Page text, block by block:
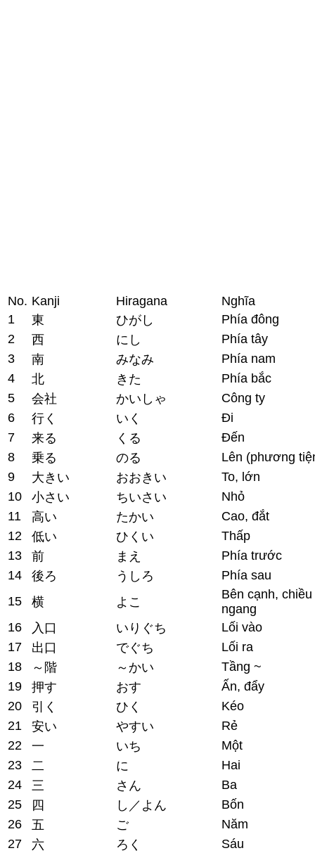
No. Kanji Hiragana
Nghĩa
1
東 ひがし
Phía đông
2
西 にし
Phía tây
3
南 みなみ
Phía nam
4
北 きた
Phía bắc
5
会社 かいしゃ
Công ty
6
行く いく
Đi
7
来る くる
Đến
8
乗る のる
Lên (phương
9
大きい おおきい
To, lớn
10
小さい ちいさい
Nhỏ
11
高い たかい
Cao, đắt
12
低い ひくい
Thấp
13
前 まえ
Phía trước
14
後ろ うしろ
Phía sau
15
横 よこ
Bên cạnh, chiều
ngang
16
入口 いりぐち
Lối vào
17
出口 でぐち
Lối ra
18
～階 ～かい
Tầng ~
19
押す おす
Ấn, đẩy
20
引く ひく
Kéo
21
安い やすい
Rẻ
22
一 いち
Một
23
二 に
Hai
24
三 さん
Ba
25
四 し／よん
Bốn
26
五 ご
Năm
27
六 ろく Sáu